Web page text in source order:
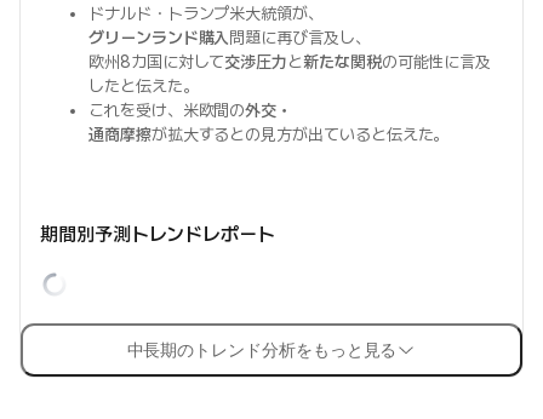
ドナルド・トランプ米大統領が、
グリーンランド購入問題に再び言及し、
欧州8カ国に対して交渉圧力と新たな関税の可能性に言及
したと伝えた。
これを受け、米欧間の外交・
通商摩擦が拡大するとの見方が出ていると伝えた。
期間別予測トレンドレポート
中長期のトレンド分析をもっと見る